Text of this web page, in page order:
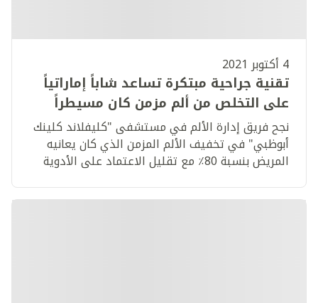
4 أكتوبر 2021
تقنية جراحية مبتكرة تساعد شاباً إماراتياً
على التخلص من ألم مزمن كان مسيطراً
على حياته
نجح فريق إدارة الألم في مستشفى "كليفلاند كلينك
أبوظبي" في تخفيف الألم المزمن الذي كان يعانيه
المريض بنسبة 80٪ مع تقليل الاعتماد على الأدوية